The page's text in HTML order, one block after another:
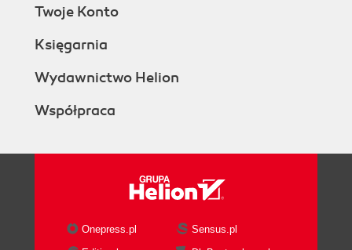
Twoje Konto
Księgarnia
Wydawnictwo Helion
Współpraca
Onepress.pl
Sensus.pl